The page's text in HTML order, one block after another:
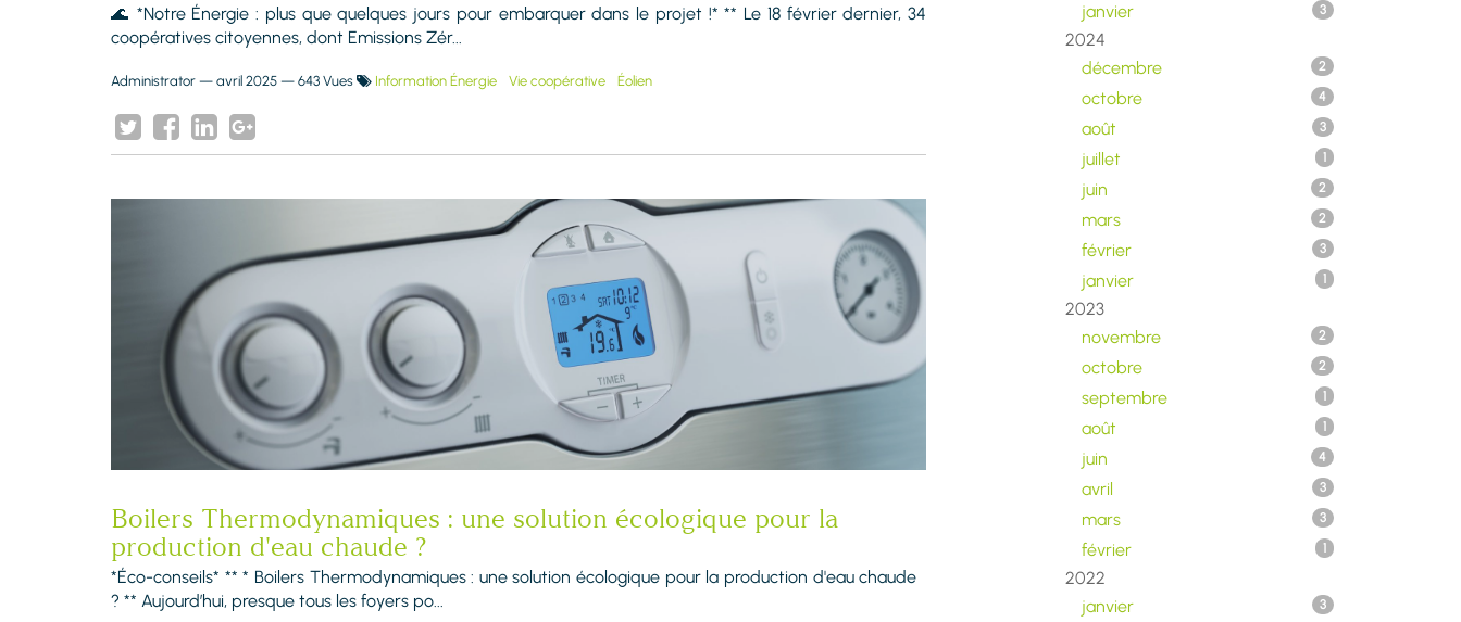
🌊 *Notre Énergie : plus que quelques jours pour embarquer dans le projet !* ** Le 18 février dernier, 34
coopératives citoyennes, dont Emissions Zér...
Administrator — avril 2025 — 643 Vues Information Énergie Vie coopérative Éolien
Boilers Thermodynamiques : une solution écologique pour la
production d'eau chaude ?
*Éco-conseils* ** * Boilers Thermodynamiques : une solution écologique pour la production d'eau chaude
? ** Aujourd’hui, presque tous les foyers po...
janvier 3
2024
décembre
2
octobre 4
août 3
juillet 1
juin 2
mars 2
février 3
janvier 1
2023
novembre
2
octobre 2
septembre 1
août 1
juin 4
avril 3
mars 3
février 1
2022
janvier
3